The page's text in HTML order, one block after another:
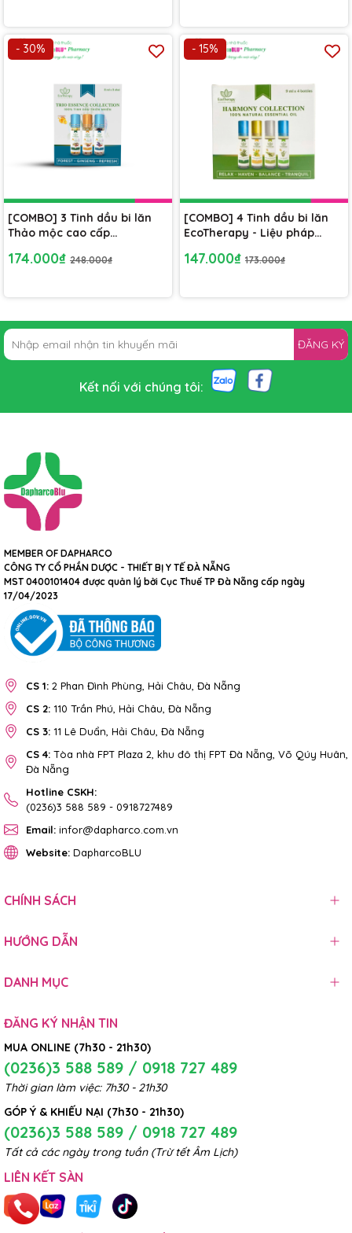
- 30%
[COMBO] 3 Tinh dầu bi lăn
Thảo mộc cao cấp
thiên nhiên, giảm căng
174.000₫ 248.000₫
- 15%
[COMBO] 4 Tinh dầu bi lăn
EcoTherapy - Liệu pháp
thẳng, mệt mỏi
147.000₫ 173.000₫
ĐĂNG KÝ
Kết nối với chúng tôi:
MEMBER OF DAPHARCO
CÔNG TY CỔ PHẦN DƯỢC - THIẾT BỊ Y TẾ ĐÀ NẴNG
MST 0400101404 được quản lý bởi Cục Thuế TP Đà Nẵng cấp ngày
17/04/2023
CS 1: 2 Phan Đình Phùng, Hải Châu, Đà Nẵng
CS 2: 110 Trần Phú, Hải Châu, Đà Nẵng
CS 3: 11 Lê Duẩn, Hải Châu, Đà Nẵng
CS 4: Tòa nhà FPT Plaza 2, khu đô thị FPT Đà Nẵng, Võ Qúy Huân,
Đà Nẵng
Hotline CSKH:
(0236)3 588 589 - 0918727489
Email: infor@dapharco.com.vn
Website: DapharcoBLU
CHÍNH SÁCH
HƯỚNG DẪN
DANH MỤC
ĐĂNG KÝ NHẬN TIN
MUA ONLINE (7h30 - 21h30)
(0236)3 588 589 / 0918 727 489
Thời gian làm việc: 7h30 - 21h30
GÓP Ý & KHIẾU NẠI (7h30 - 21h30)
(0236)3 588 589 / 0918 727 489
Tất cả các ngày trong tuần (Trừ tết Âm Lịch)
LIÊN KẾT SÀN